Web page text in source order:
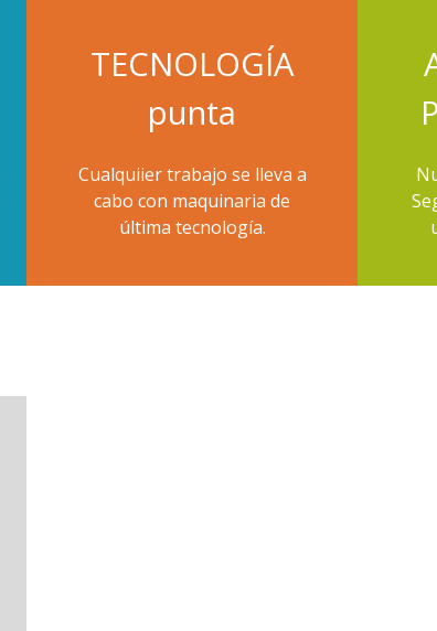
TECNOLOGÍA
punta
Cualquiier trabajo se lleva a
cabo con maquinaria de
última tecnología.
P